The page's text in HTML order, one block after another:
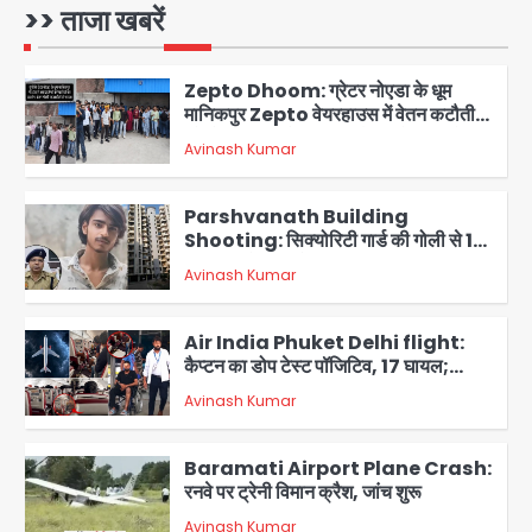
>> ताजा खबरें
1
2
Zepto Dhoom: ग्रेटर नोएडा के धूम
मानिकपुर Zepto वेयरहाउस में वेतन कटौती
को लेकर 100 से ज्यादा कर्मचारियों का विरोध
प्रदर्शन
Avinash Kumar
3
Parshvanath Building
Shooting: सिक्योरिटी गार्ड की गोली से 17
वर्षीय किशोर की मौत
Avinash Kumar
4
Air India Phuket Delhi flight:
कैप्टन का डोप टेस्ट पॉजिटिव, 17 घायल;
DGCA जांच जारी
Avinash Kumar
Baramati Airport Plane Crash:
रनवे पर ट्रेनी विमान क्रैश, जांच शुरू
Avinash Kumar